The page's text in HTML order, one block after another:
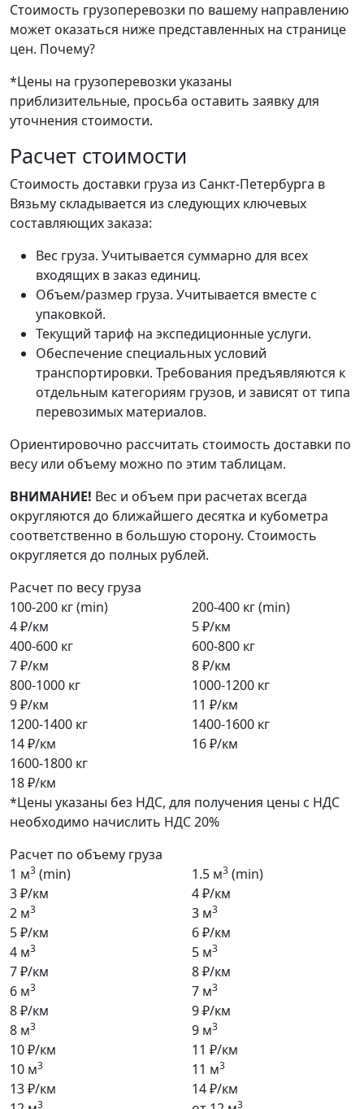
Стоимость грузоперевозки по вашему направлению
может оказаться ниже представленных на странице
цен. Почему?
*Цены на грузоперевозки указаны
приблизительные, просьба оставить заявку для
уточнения стоимости.
Расчет стоимости
Стоимость доставки груза из Санкт-Петербурга в
Вязьму складывается из следующих ключевых
составляющих заказа:
Вес груза. Учитывается суммарно для всех
входящих в заказ единиц.
Объем/размер груза. Учитывается вместе с
упаковкой.
Текущий тариф на экспедиционные услуги.
Обеспечение специальных условий
транспортировки. Требования предъявляются к
отдельным категориям грузов, и зависят от типа
перевозимых материалов.
Ориентировочно рассчитать стоимость доставки по
весу или объему можно по этим таблицам.
ВНИМАНИЕ! Вес и объем при расчетах всегда
округляются до ближайшего десятка и кубометра
соответственно в большую сторону. Стоимость
округляется до полных рублей.
Расчет по весу груза
100-200 кг (min)
4 ₽/км
200-400 кг (min)
5 ₽/км
400-600 кг
7 ₽/км
600-800 кг
8 ₽/км
800-1000 кг
9 ₽/км
1000-1200 кг
11 ₽/км
1200-1400 кг
14 ₽/км
1400-1600 кг
16 ₽/км
1600-1800 кг
18 ₽/км
*Цены указаны без НДС, для получения цены с НДС
необходимо начислить НДС 20%
Расчет по объему груза
1 м3 (min)
3 ₽/км
1.5 м3 (min)
4 ₽/км
2 м3
5 ₽/км
3 м3
6 ₽/км
4 м3
7 ₽/км
5 м3
8 ₽/км
6 м3
8 ₽/км
7 м3
9 ₽/км
8 м3
10 ₽/км
9 м3
11 ₽/км
10 м3
13 ₽/км
11 м3
14 ₽/км
3 3